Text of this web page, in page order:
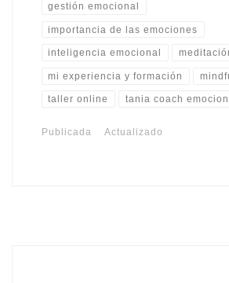
gestión emocional
importancia de las emociones
inteligencia emocional
mi experiencia y formación
taller online tania coach
Publicada Actualizado